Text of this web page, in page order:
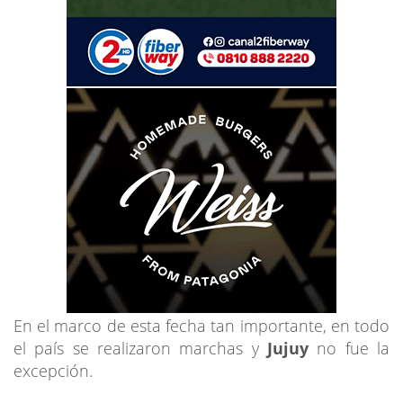
En el marco de esta fecha tan importante, en todo
el país se realizaron marchas y Jujuy no fue la
excepción.